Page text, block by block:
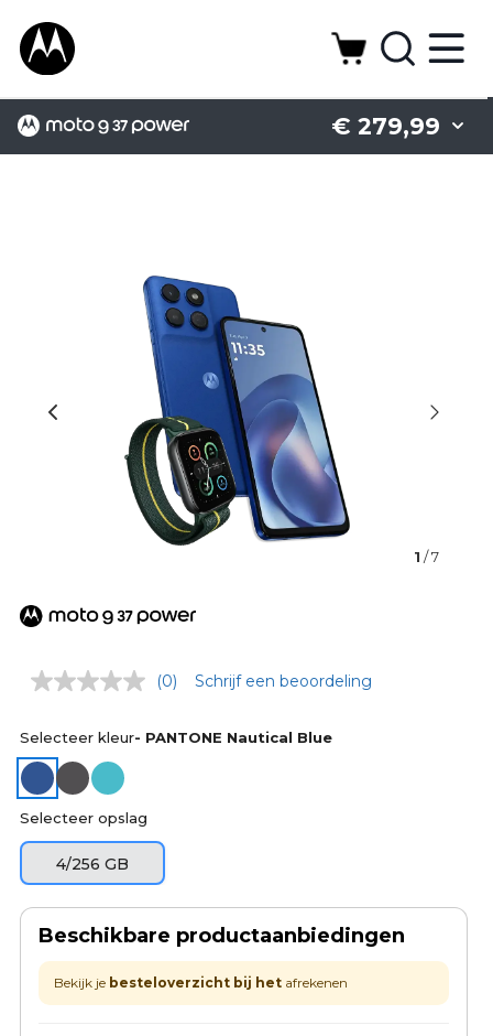
€ 279,99
Camera Design
1 / 7
(0) Schrijf een beoordeling
Selecteer kleur- PANTONE Nautical Blue
Selecteer opslag
4/256 GB
Beschikbare productaanbiedingen
Bekijk je besteloverzicht bij het afrekenen